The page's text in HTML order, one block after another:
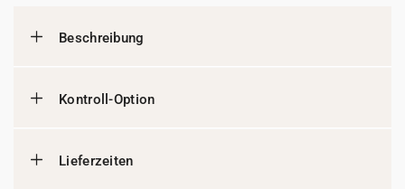
Beschreibung
Kontroll-Option
Lieferzeiten